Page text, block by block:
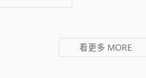
看更多 MORE